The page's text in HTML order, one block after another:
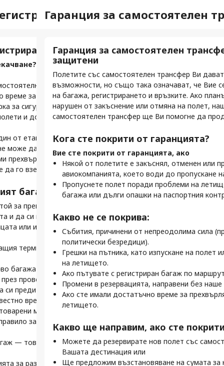
Помощ Моите резервации
На тази страница
Какво представлява полетът със
самостоятелно прехвърляне?
Как действа самостоятелното прехвърляне
Полети със самостоятелно прехвърляне –
Вашият пътеводител
Какво означава да пътувате със
самостоятелно прехвърляне?
Нашата Гаранция за самостоятелно
прехвърляне
Проблеми със самостоятелното
прехвърляне? Отделът за поддръжка е тук,
за да Ви помогне
полет
самостоятелно прехвърляне билетите Ви са
че авиокомпаниите не са свързани. Това налага да
полет поотделно.
прехвърляне за
трябва да се регистрирате три пъти — по веднъж
си със самостоятелно прехвърляне.
има различни правила.
разрешеният багаж и бордните карти се
подробностите за всяка авиокомпания,
също се различават.
регистриране онлайн или чрез
изискват да посетите гише или киоск на
е от съществено значение за
прехвърляне:
багаж? Онлайн регистрацията спестява време.
напред.
бордните карти Ви помага да преминете бързо
и да стигнете навреме до изхода за Вашия
позволяват да изберете места онлайн, което
Ако
че
багаж“
багаж“
Регистрираният багаж не е
прехвърляне включва престой под 120
за получаване, повторно регистриране и
за сигурност с регистриран багаж. За да
и допълнителни неприятности, не се допуска
от етапите на пътуването Ви позволява
може да бъде изпратен за цялото пътуване. Тъй
прехвърлянията си, регистрираният багаж не е
го вземете при всяка връзка.
багаж не е подходящ:
за прекачване обикновено ще трябва:
и да си вземете багажа
или имиграционния контрол (ако е
терминал, ако е необходимо (евентуално с
багажа си
проверката за сигурност
си преди качване на борда
време, а полетите няма да чакат закъснели
маршрути със самостоятелно
за забрана на регистриран багаж.
— това е единственият начин да направите
за размер и тегло на ръчния багаж на всяка
Гаранция за самостоятелен
Гаранция за самостоятелен
защитени
Полетите със самостоятелен трансфер Ви
възможности, но също така означават, че Вие
на багажа, регистрирането и връзките. Ако
нарушен от закъснение или отмяна на полет,
самостоятелен трансфер ще Ви помогне да
Кога сте покрити от гаранцията?
Вие сте покрити от гаранцията, ако
Някой от полетите е закъснял, отменен или
авиокомпанията, което води до пропускане
Пропуснете полет поради проблеми на
багажа или дълги опашки на паспортния
Какво не се покрива:
Събития, причинени от непреодолима сила
политически безредици).
Грешки на пътника, като изпускане на полет
на летището.
Ако пътувате с регистриран багаж по
Промени в резервацията, направени без
Ако сте имали достатъчно време за
летището.
Какво ще направим, ако сте
Можете да резервирате нов полет със
Вашата дестинация или
Ще предложим възстановяване на сумата за